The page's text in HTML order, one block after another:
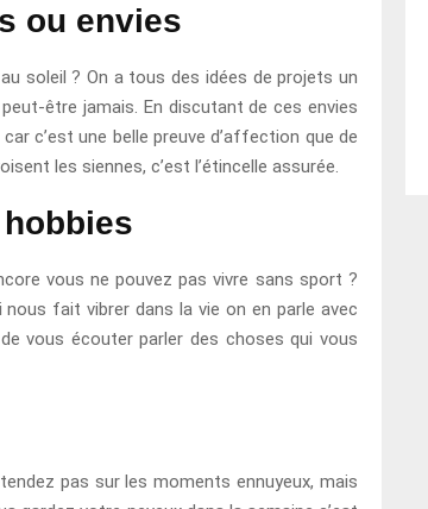
ou envies
soleil ? On a tous des idées de projets un
être jamais. En discutant de ces envies
c’est une belle preuve d’affection que de
les siennes, c’est l’étincelle assurée.
vous ne pouvez pas vivre sans sport ?
fait vibrer dans la vie on en parle avec
vous écouter parler des choses qui vous
pas sur les moments ennuyeux, mais